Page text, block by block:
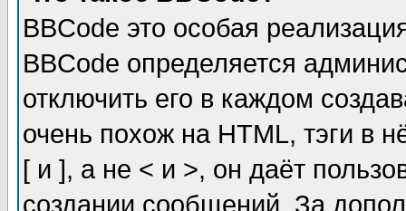
BBCode это особая
BBCode определяется
отключить его в каждом
очень похож на HTML, тэги в
[ и ], а не < и >, он даёт
создании сообщений. За